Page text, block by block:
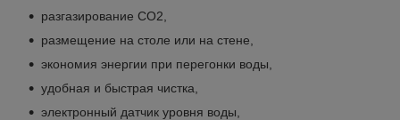
разгазирование CO2,
размещение на столе или на стене,
экономия энергии при перегонки воды,
удобная и быстрая чистка,
электронный датчик уровня воды,